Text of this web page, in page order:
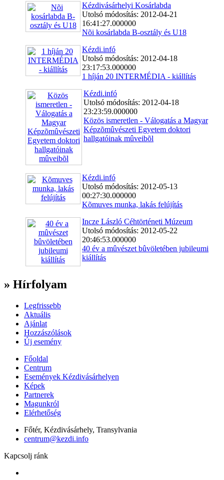
Kézdivásárhelyi Kosárlabda
Utolsó módosítás: 2012-04-21
16:41:27.000000
Nõi kosárlabda B-osztály és U18
Kézdi.infó
Utolsó módosítás: 2012-04-18
23:17:53.000000
1 híján 20 INTERMÉDIA - kiállítás
Kézdi.infó
Utolsó módosítás: 2012-04-18
23:23:59.000000
Közös ismeretlen - Válogatás a Magyar
Képzõmûvészeti Egyetem doktori
hallgatóinak mûveibõl
Kézdi.infó
Utolsó módosítás: 2012-05-13
00:27:30.000000
Kõmuves munka, lakás felújítás
Incze László Céhtörténeti Múzeum
Utolsó módosítás: 2012-05-22
20:46:53.000000
40 év a mûvészet bûvöletében jubileumi
kiállítás
» Hírfolyam
Legfrissebb
Aktuális
Ajánlat
Hozzászólások
Új esemény
Főoldal
Centrum
Események Kézdivásárhelyen
Képek
Partnerek
Magunkról
Elérhetőség
Főtér, Kézdivásárhely, Transylvania
centrum@kezdi.info
Kapcsolj ránk